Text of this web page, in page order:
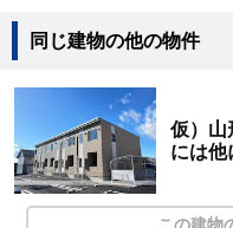
同じ建物の他の物件
仮）山
には他